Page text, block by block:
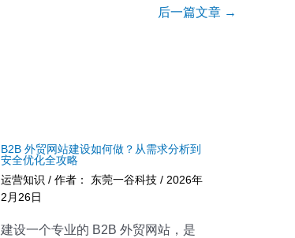
后一篇文章 →
B2B 外贸网站建设如何做？从需求分析到
安全优化全攻略
运营知识 / 作者： 东莞一谷科技 / 2026年
2月26日
建设一个专业的 B2B 外贸网站，是